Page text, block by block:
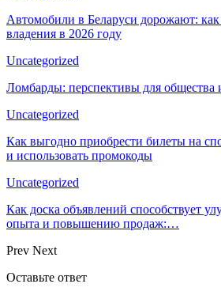
Автомобили в Беларуси дорожают: как
владения в 2026 году
Uncategorized
Ломбарды: перспективы для общества
Uncategorized
Как выгодно приобрести билеты на
и использовать промокоды
Uncategorized
Как доска объявлений способствует
опыта и повышению продаж:…
Prev Next
Оставьте ответ